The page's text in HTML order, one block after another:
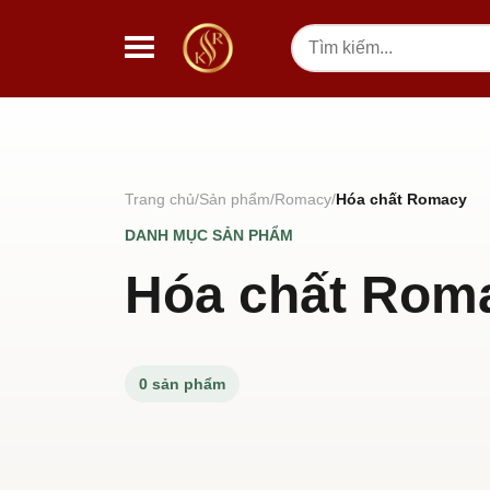
Tìm
Trang chủ Sản phẩm Romacy Hóa chất Romacy
DANH MỤC SẢN PHẨM
Hóa chất
0 sản phẩm